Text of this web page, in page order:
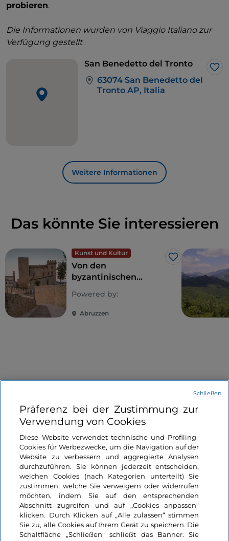
probieren.
Die Informationen wurden von Viaggio Italiano zur
Verfügung gestellt
San Benedetto del Tronto
63074 San Benedetto del
Tronto AP, Italia
Weitere Informationen
Das könnte Sie interessieren
Kunst und Kultur
Like
Von den
byzantinischen
eine Reise in die
Schönheit
Powered by:
Abruzzen
Informationen über die Seite
Nützliche Links
Login
Bleiben wir in Kontakt
Präferenz bei der Zustimmung zur
Verwendung von Cookies
Diese Website verwendet technische und Profiling-
Cookies für Werbezwecke, um die Navigation auf der
Website zu verbessern und aggregierte Analysen
durchzuführen. Sie können jederzeit entscheiden,
welchen Cookies (nach Kategorien unterteilt) Sie
zustimmen, welche Sie verweigern oder widerrufen
möchten, indem Sie auf den entsprechenden
Abschnitt zugreifen und auf „Cookies anpassen“
klicken. Durch Klicken auf „Alle zulassen“ stimmen
Sie zu, alle Cookies auf Ihrem Gerät zu speichern. Die
Schaltfläche „Schließen“ schließt das Banner. Sie
Schließen